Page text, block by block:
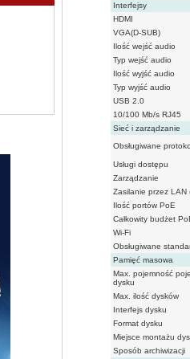
Interfejsy
HDMI
VGA(D-SUB)
Ilość wejść audio
Typ wejść audio
Ilość wyjść audio
Typ wyjść audio
USB 2.0
10/100 Mb/s RJ45
Sieć i zarządzanie
Obsługiwane
Usługi dostępu
Zarządzanie
Zasilanie przez LAN
Ilość portów PoE
Całkowity budżet
Wi-Fi
Obsługiwane
Pamięć masowa
Max. pojemność
dysku
Max. ilość dysków
Interfejs dysku
Format dysku
Miejsce montażu
Sposób archiwizacji